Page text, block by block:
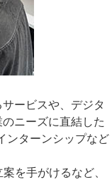
ービスや、デジタ
ニーズに直結した
ンターンシップなど
を手がけるなど、